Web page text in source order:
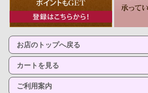
お店のトップへ戻る
カートを見る
ご利用案内